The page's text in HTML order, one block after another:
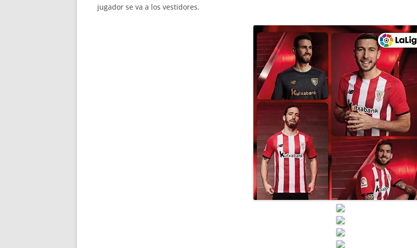
jugador se va a los vestidores.